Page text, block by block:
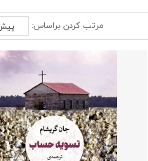
مرتب کردن براساس: